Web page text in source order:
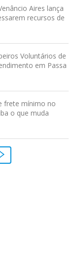
Aires lança
recursos de
Voluntários de
em Passa
frete mínimo no
o que muda